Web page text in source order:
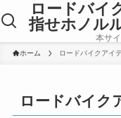
ロードバイ
指せホノル
本サ
ホーム ロードバイクアイ
ロードバイク